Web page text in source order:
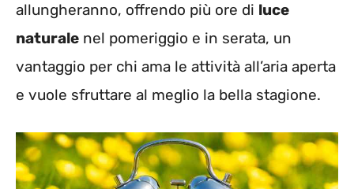
allungheranno, offrendo più ore di luce
naturale nel pomeriggio e in serata, un
vantaggio per chi ama le attività all’aria aperta
e vuole sfruttare al meglio la bella stagione.